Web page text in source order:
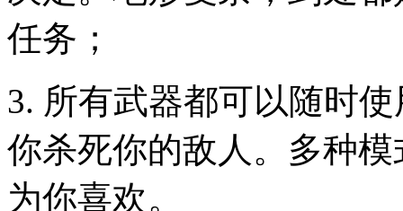
任务；
3. 所有武器都可以随时
你杀死你的敌人。多种
为你喜欢。